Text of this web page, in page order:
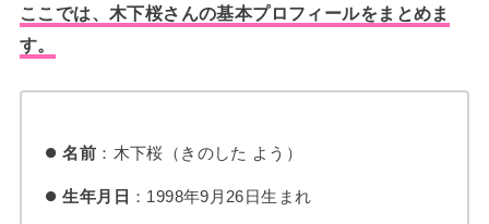
ここでは、木下桜さんの基本プロフィールをまとめま
す。
名前 ：木下桜（きのした よう）
生年月日 ：1998年9月26日生まれ